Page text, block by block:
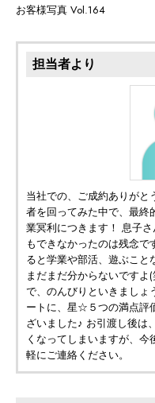
お客様写真 Vol.164
担当者より
当社での、ご成約ありが
者を回ってみた中で、最終
業冥利につきます！ 息子
もできなかったのは残念
ると学業や部活、遊ぶこと
まだまだ分からないです
で、のんびりといきましょ
ートに、星☆５つの満点評
ざいました♪ お引渡し後は
くなってしまいますが、
軽にご連絡ください。